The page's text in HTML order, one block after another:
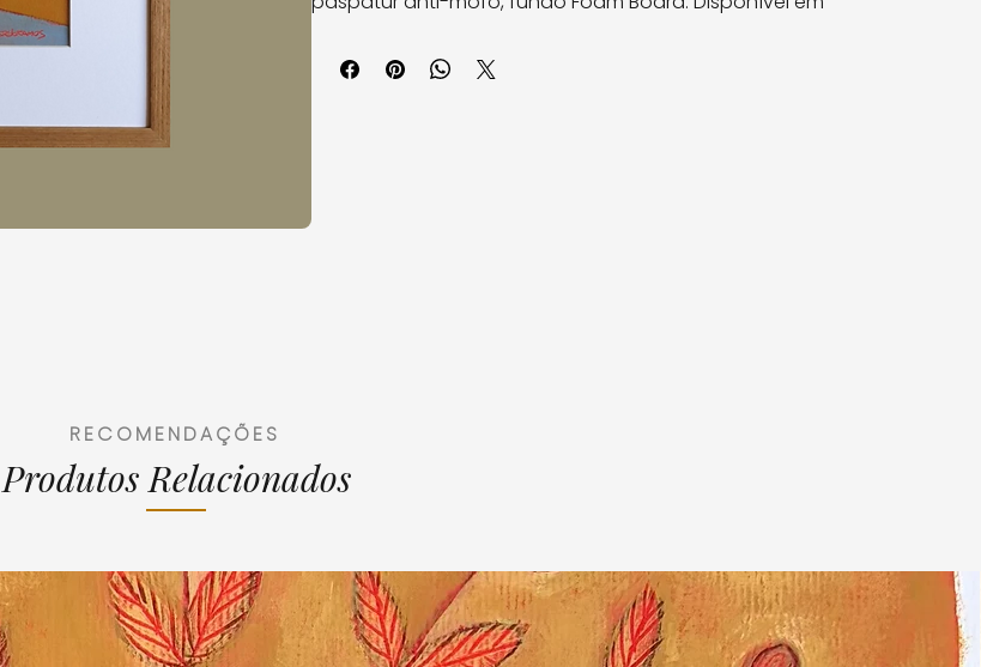
32x32cm - pintura formato 13x13 + paspatur 8cm
39x39cm - pintura formato 20x20 + paspatur 8cm
RECOMENDAÇÕES
Produtos Relacionados